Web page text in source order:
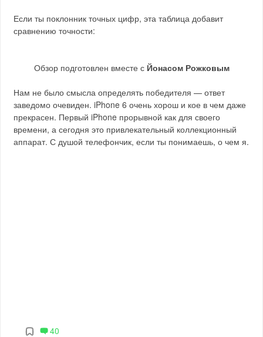
Если ты поклонник точных цифр, эта таблица добавит
сравнению точности:
Обзор подготовлен вместе с Йонасом Рожковым
Нам не было смысла определять победителя — ответ
заведомо очевиден. iPhone 6 очень хорош и кое в чем даже
прекрасен. Первый iPhone прорывной как для своего
времени, а сегодня это привлекательный коллекционный
аппарат. С душой телефончик, если ты понимаешь, о чем я.
40